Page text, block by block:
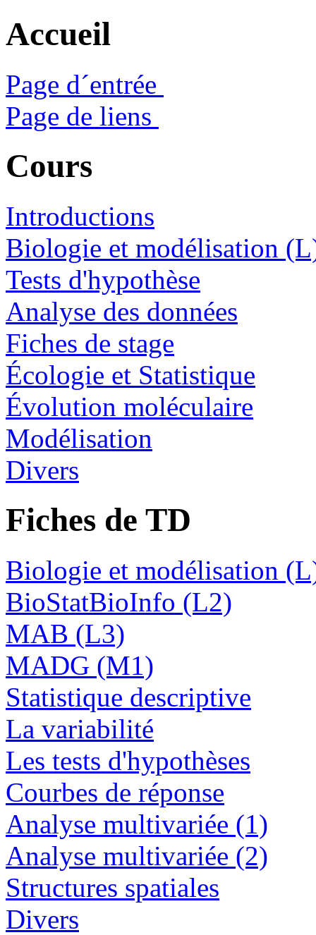
Accueil
Page d´entrée
Page de liens
Cours
Introductions
Biologie et modélisation
Tests d'hypothèse
Analyse des données
Fiches de stage
Écologie et Statistique
Évolution moléculaire
Modélisation
Divers
Fiches de TD
Biologie et modélisation
BioStatBioInfo (L2)
MAB (L3)
MADG (M1)
Statistique descriptive
La variabilité
Les tests d'hypothèses
Courbes de réponse
Analyse multivariée (1)
Analyse multivariée (2)
Structures spatiales
Divers